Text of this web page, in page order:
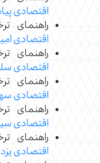
اقتصادی
راهنمای
اقتصادی
راهنمای
اقتصادی
راهنمای
اقتصادی
راهنمای
اقتصادی
راهنمای
اقتصادی یزد